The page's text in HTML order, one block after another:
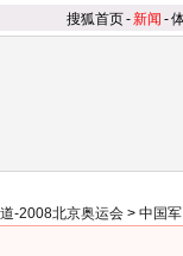
搜狐首页-新闻 -
-2008北京奥运会 > 中国